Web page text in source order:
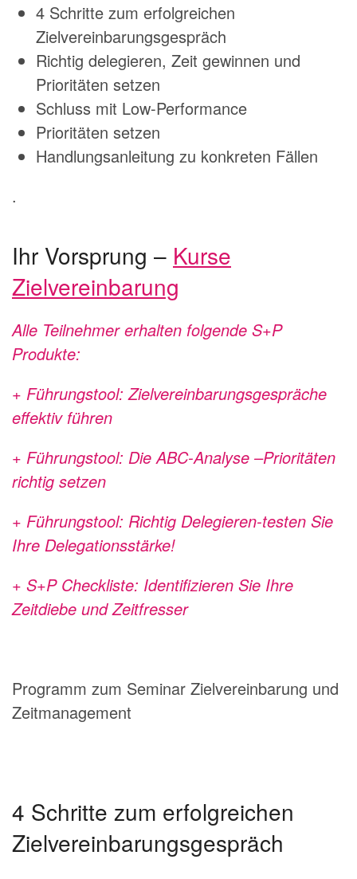
4 Schritte zum erfolgreichen
Zielvereinbarungsgespräch
Richtig delegieren, Zeit gewinnen und
Prioritäten setzen
Schluss mit Low-Performance
Prioritäten setzen
Handlungsanleitung zu konkreten Fällen
.
Ihr Vorsprung – Kurse
Zielvereinbarung
Alle Teilnehmer erhalten folgende S+P
Produkte:
+ Führungstool: Zielvereinbarungsgespräche
effektiv führen
+ Führungstool: Die ABC-Analyse –Prioritäten
richtig setzen
+ Führungstool: Richtig Delegieren-testen Sie
Ihre Delegationsstärke!
+ S+P Checkliste: Identifizieren Sie Ihre
Zeitdiebe und Zeitfresser
Programm zum Seminar Zielvereinbarung und
Zeitmanagement
4 Schritte zum erfolgreichen
Zielvereinbarungsgespräch